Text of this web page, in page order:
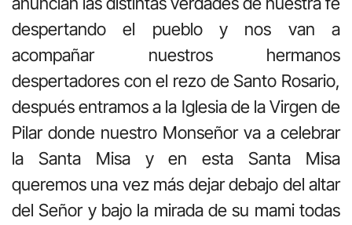
despertando el pueblo y nos van a
acompañar nuestros hermanos
despertadores con el rezo de Santo Rosario,
después entramos a la Iglesia de la Virgen de
Pilar donde nuestro Monseñor va a celebrar
la Santa Misa y en esta Santa Misa
queremos una vez más dejar debajo del altar
del Señor y bajo la mirada de su mami todas